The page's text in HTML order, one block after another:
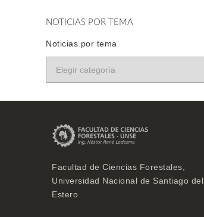
NOTICIAS POR TEMA
Noticias por tema
Facultad de Ciencias Forestales,
Universidad Nacional de Santiago del
Estero